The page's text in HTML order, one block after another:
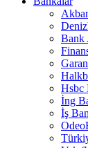
Bank
Hsbc
İng
İş